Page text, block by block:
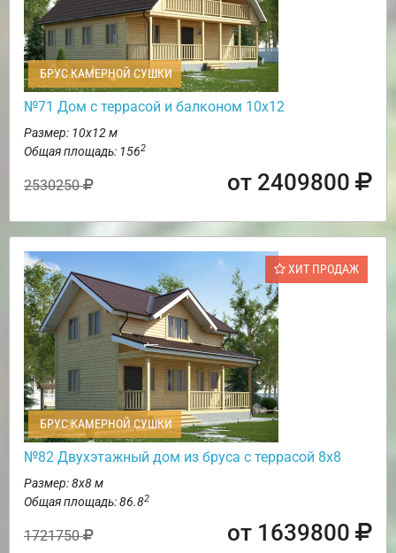
БРУС КАМЕРНОЙ СУШКИ
№71 Дом с террасой и балконом 10х12
Размер: 10х12 м
Общая площадь: 1562
2530250 от 2409800
ХИТ ПРОДАЖ
БРУС КАМЕРНОЙ СУШКИ
№82 Двухэтажный дом из бруса с террасой 8х8
Размер: 8х8 м
Общая площадь: 86.82
1721750 от 1639800